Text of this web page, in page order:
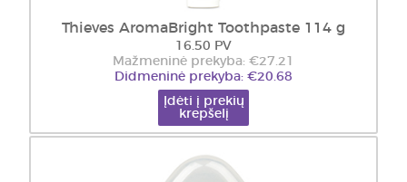
Thieves AromaBright Toothpaste 114 g
16.50 PV
Mažmeninė prekyba: €27.21
Didmeninė prekyba: €20.68
Įdėti į prekių
krepšelį